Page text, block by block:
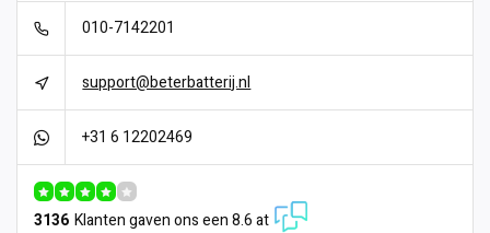
010-7142201
support@beterbatterij.nl
+31 6 12202469
3136 Klanten gaven ons een 8.6 at